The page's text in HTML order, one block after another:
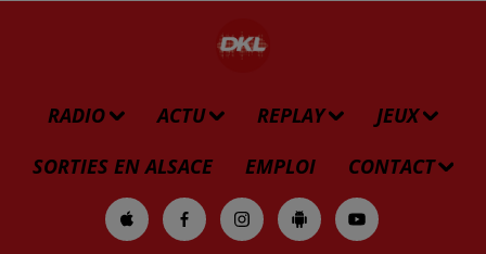
RADIO ACTU REPLAY
JEUX
SORTIES EN ALSACE
EMPLOI CONTACT